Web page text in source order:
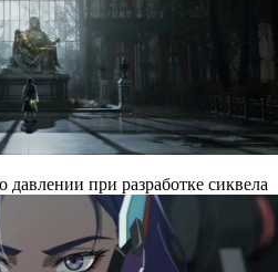
давлении при разработке сиквела